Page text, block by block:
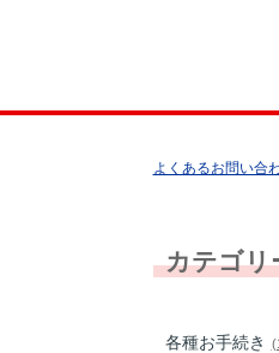
よくあるお問い合
カテゴリ
各種お手続き